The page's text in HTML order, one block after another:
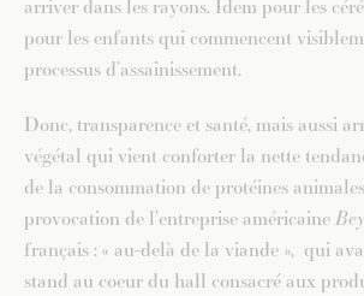
arriver dans les rayons. Idem pour les
pour les enfants qui commencent
processus d’assainissement.
Donc, transparence et santé, mais aussi
végétal qui vient conforter la nette
de la consommation de protéines
provocation de l’entreprise américaine
français : « au-delà de la viande », qui
stand au coeur du hall consacré aux